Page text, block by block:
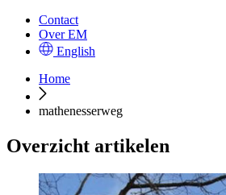
Contact
Over EM
English
Home
mathenesserweg
Overzicht artikelen